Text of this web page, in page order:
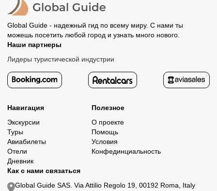
Global Guide - надежный гид по всему миру. С нами ты
можешь посетить любой город и узнать много нового.
Наши партнеры
Лидеры туристической индустрии
Навигация
Экскурсии
Туры
Авиабилеты
Отели
Дневник
Полезное
О проекте
Помощь
Условия
Конфединциальность
Как с нами связаться
Global Guide SAS. Via Attilio Regolo 19, 00192 Roma, Italy